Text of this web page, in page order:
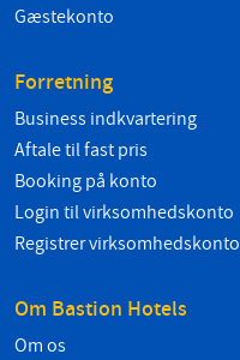
Gæstekonto
Forretning
Business indkvartering
Aftale til fast pris
Booking på konto
Login til virksomhedskonto
Registrer virksomhedskonto
Om Bastion Hotels
Om os